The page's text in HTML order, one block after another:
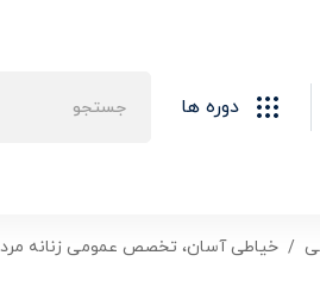
دوره ها
خیاطی آسان، تخصص عمومی زنانه